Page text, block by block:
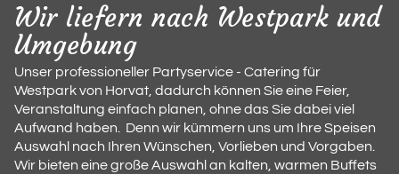
Wir liefern nach Westpark und
Umgebung
Unser professioneller Partyservice - Catering für
Westpark von Horvat, dadurch können Sie eine Feier,
Veranstaltung einfach planen, ohne das Sie dabei viel
Aufwand haben. Denn wir kümmern uns um Ihre Speisen
Auswahl nach Ihren Wünschen, Vorlieben und Vorgaben.
Wir bieten eine große Auswahl an kalten, warmen Buffets